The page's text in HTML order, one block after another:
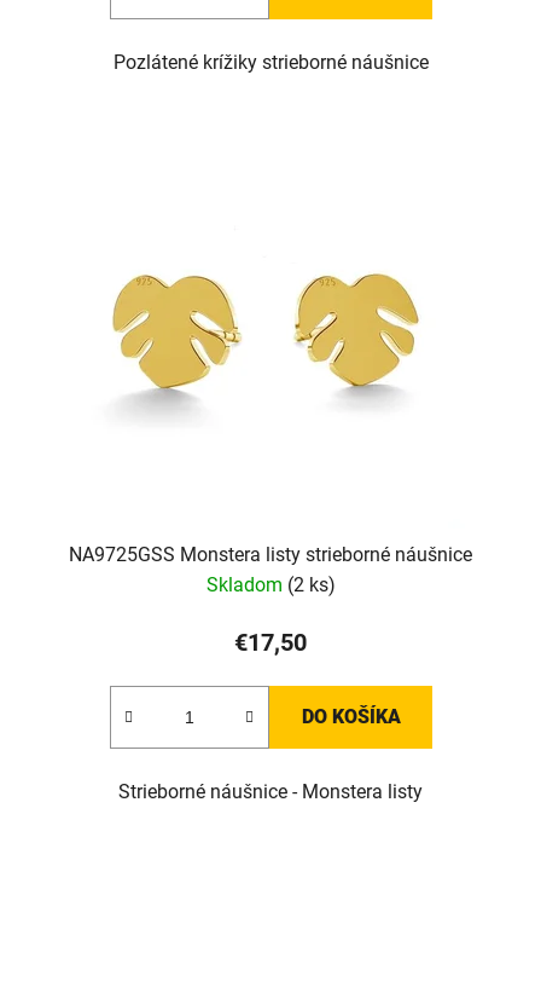
Pozlátené krížiky strieborné náušnice
NA9725GSS Monstera listy strieborné náušnice
Skladom (2 ks)
€17,50
DO KOŠÍKA
Strieborné náušnice - Monstera listy